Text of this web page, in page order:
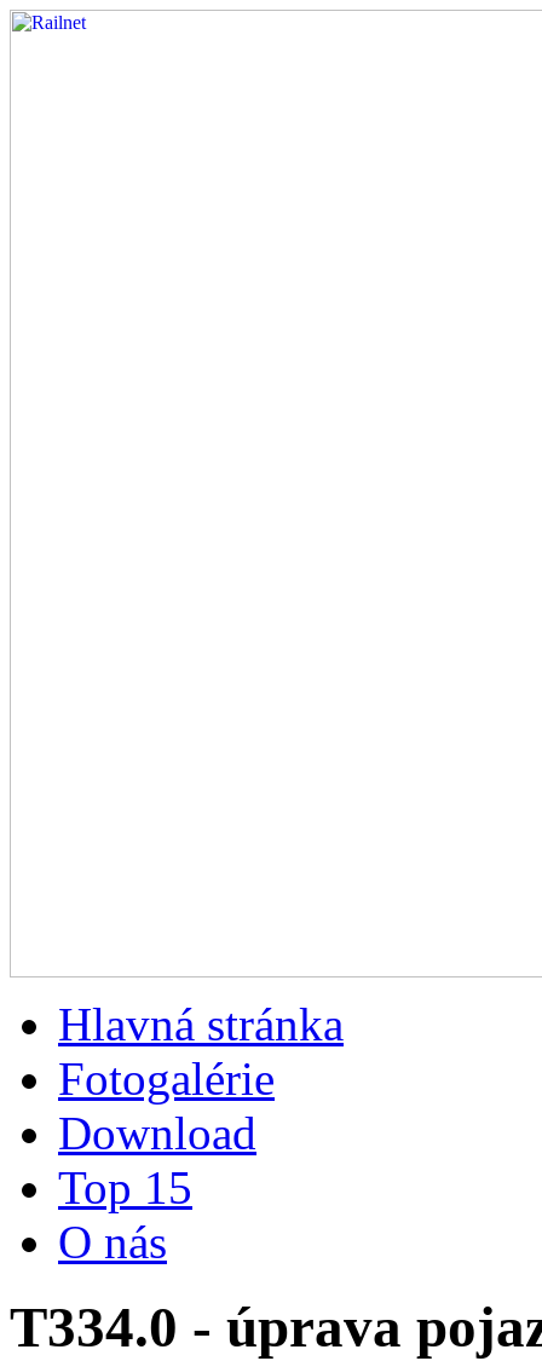
Hlavná stránka
Fotogalérie
Download
Top 15
O nás
T334.0 - úprava